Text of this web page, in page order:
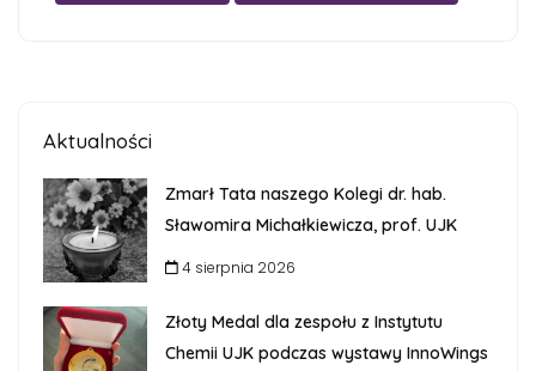
Aktualności
Zmarł Tata naszego Kolegi dr. hab.
Sławomira Michałkiewicza, prof. UJK
4 sierpnia 2026
Złoty Medal dla zespołu z Instytutu
Chemii UJK podczas wystawy InnoWings